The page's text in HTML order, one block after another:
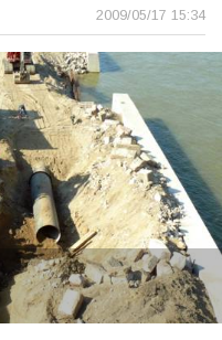
2009/05/17 15:34